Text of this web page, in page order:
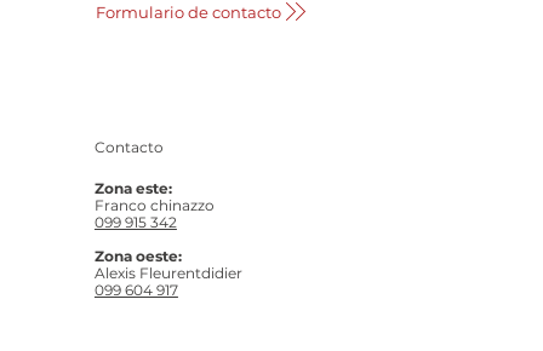
Formulario de contacto
Contacto
Zona este:
Franco chinazzo
099 915 342
Zona oeste:
Alexis Fleurentdidier
099 604 917